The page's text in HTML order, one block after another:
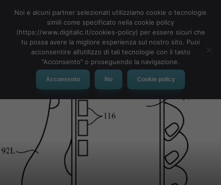
MENU
Noi e alcuni partner selezionati utilizziamo cookie o tecnologie
simili come specificato nella cookie policy
(https://www.digitalic.it/cookies-policy) per essere sicuri che
tu possa avere la migliore esperienza sul nostro sito. Puoi
acconsentire all’utilizzo di tali tecnologie con il tasto
"Acconsento" o proseguendo la navigazione.
Acconsento No Cookie policy